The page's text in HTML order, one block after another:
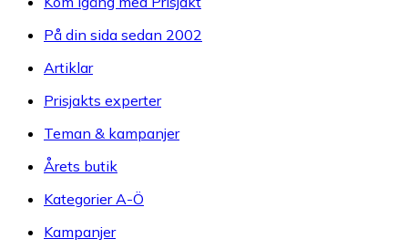
På din sida sedan 2002
Artiklar
Prisjakts experter
Teman & kampanjer
Årets butik
Kategorier A-Ö
Kampanjer